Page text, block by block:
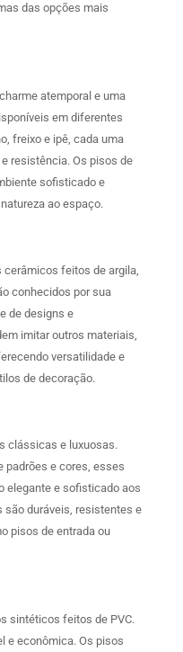
das opções mais
atemporal e uma
em diferentes
freixo e ipê, cada uma
resistência. Os pisos de
sofisticado e
ao espaço.
cerâmicos feitos de argila,
conhecidos por sua
de designs e
imitar outros materiais,
versatilidade e
de decoração.
clássicas e luxuosas.
padrões e cores, esses
elegante e sofisticado aos
são duráveis, resistentes e
pisos de entrada ou
sintéticos feitos de PVC.
e econômica. Os pisos